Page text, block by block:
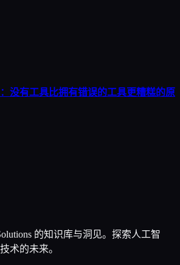
没有工具比拥有错误的工具更糟糕的原
的知识库与洞见。探索人工智
术的未来。